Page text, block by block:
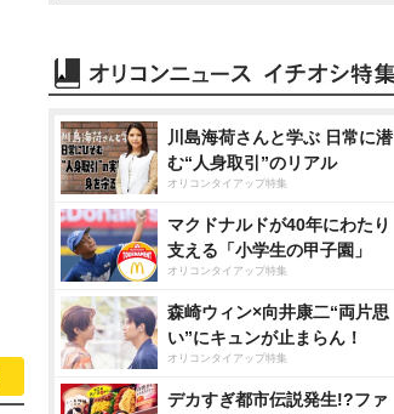
川島海荷さんと学ぶ 日常に潜
む“人身取引”のリアル
オリコンタイアップ特集
マクドナルドが40年にわたり
支える「小学生の甲子園」
オリコンタイアップ特集
森崎ウィン×向井康二“両片思
い”にキュンが止まらん！
オリコンタイアップ特集
デカすぎ都市伝説発生!?ファ